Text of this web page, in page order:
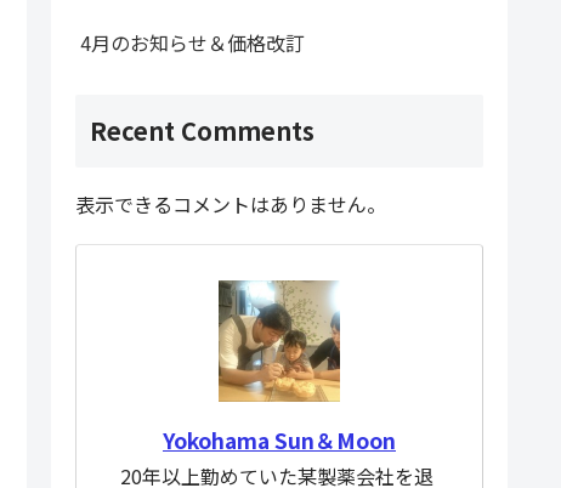
4月のお知らせ＆価格改訂
Recent Comments
表示できるコメントはありません。
Yokohama Sun＆Moon
20年以上勤めていた某製薬会社を退